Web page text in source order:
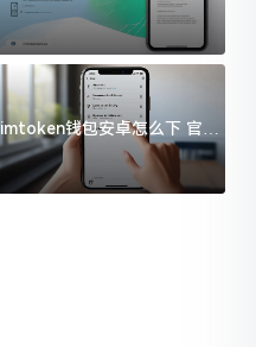
几件事没处理好
imtoken钱包安卓怎么下 官方
渠道避坑指南